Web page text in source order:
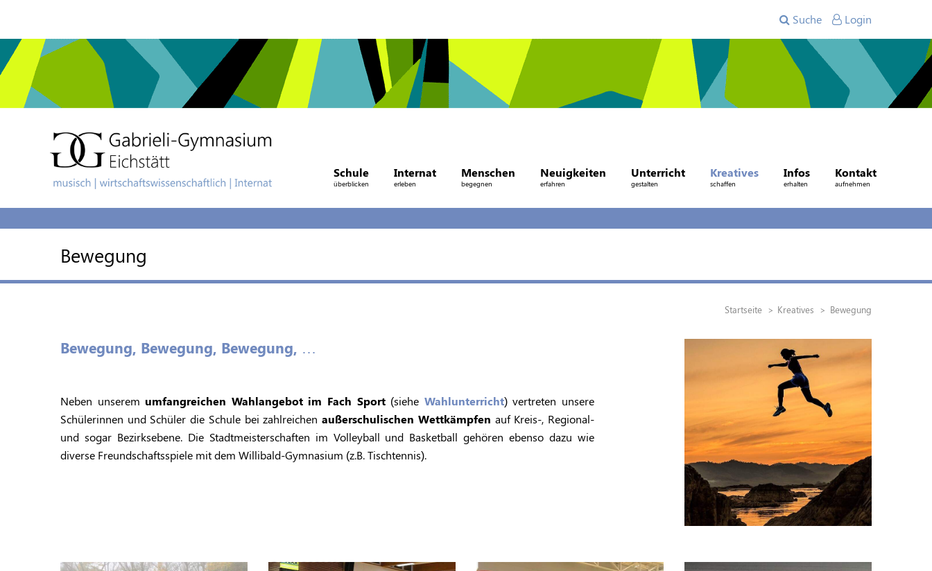
Suche Login
Schule
überblicken
Internat
erleben
Menschen
begegnen
Neuigkeiten
erfahren
Unterricht
gestalten
Kreatives
schaffen
Infos
erhalten
Kontakt
aufnehmen
Bewegung
Startseite Kreatives Bewegung
Bewegung, Bewegung, Bewegung, …
Neben unserem umfangreichen Wahlangebot im Fach Sport(siehe Wahlunterricht) vertreten unsere
Schülerinnen und Schüler die Schule bei zahlreichenaußerschulischen Wettkämpfen auf Kreis-, Regional-
und sogar Bezirksebene. Die Stadtmeisterschaften im Volleyball und Basketball gehören ebenso dazu wie
diverse Freundschaftsspiele mit dem Willibald-Gymnasium (z.B. Tischtennis).